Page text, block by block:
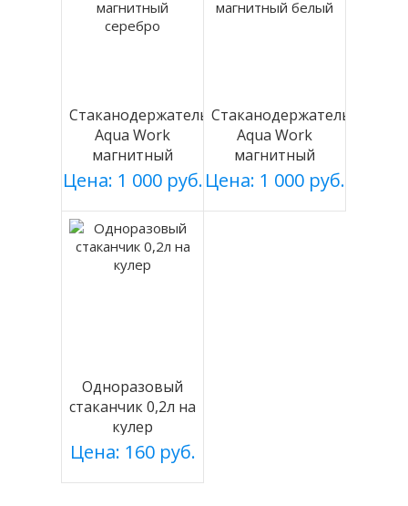
Стаканодержатель
Aqua Work
магнитный
серебро
Цена: 1 000 руб.
Стаканодержатель
Aqua Work
магнитный
белый
Цена: 1 000 руб.
Одноразовый
стаканчик 0,2л на
кулер
Цена: 160 руб.